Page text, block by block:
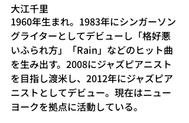
大江千里
1960年生まれ。1983年にシンガーソン
グライターとしてデビューし「格好悪
いふられ方」「Rain」などのヒット曲
を生み出す。2008にジャズピアニスト
を目指し渡米し、2012年にジャズピア
ニストとしてデビュー。現在はニュー
ヨークを拠点に活動している。